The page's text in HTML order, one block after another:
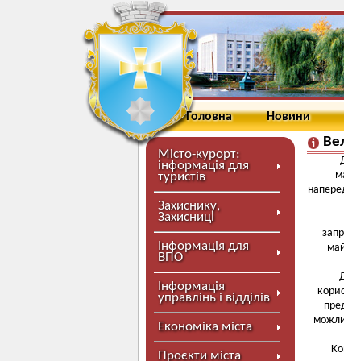
Головна Новини
Місто-курорт:
інформація для
туристів
Захиснику,
Захисниці
Інформація для
ВПО
Інформація
управлінь і відділів
Економіка міста
Проєкти міста